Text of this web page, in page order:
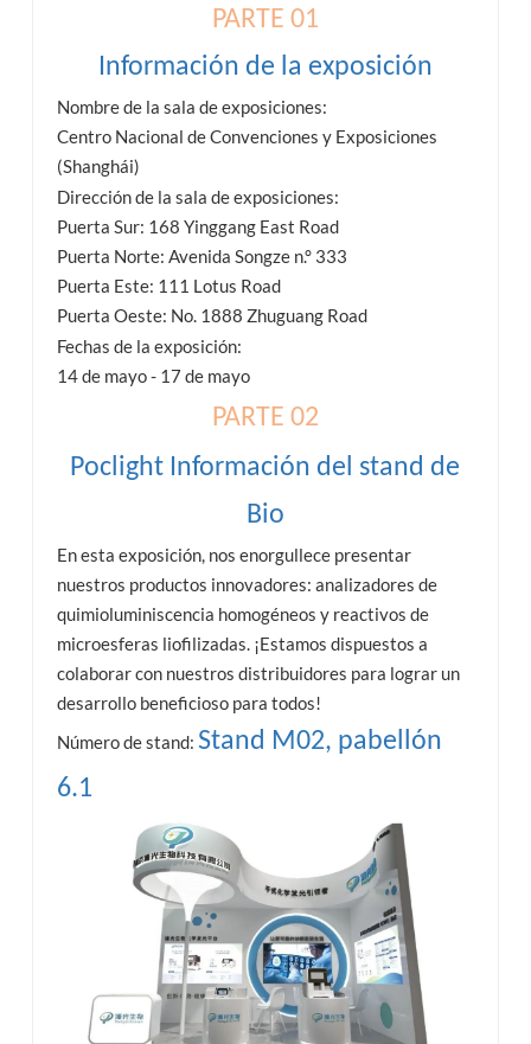
PARTE 01
Información de la exposición
Nombre de la sala de exposiciones:
Centro Nacional de Convenciones y Exposiciones
(Shanghái)
Dirección de la sala de exposiciones:
Puerta Sur: 168 Yinggang East Road
Puerta Norte: Avenida Songze n.° 333
Puerta Este: 111 Lotus Road
Puerta Oeste: No. 1888 Zhuguang Road
Fechas de la exposición:
14 de mayo - 17 de mayo
PARTE 02
Poclight Información del stand de
Bio
En esta exposición, nos enorgullece presentar
nuestros productos innovadores: analizadores de
quimioluminiscencia homogéneos y reactivos de
microesferas liofilizadas. ¡Estamos dispuestos a
colaborar con nuestros distribuidores para lograr un
desarrollo beneficioso para todos!
Número de stand: Stand M02, pabellón
6.1